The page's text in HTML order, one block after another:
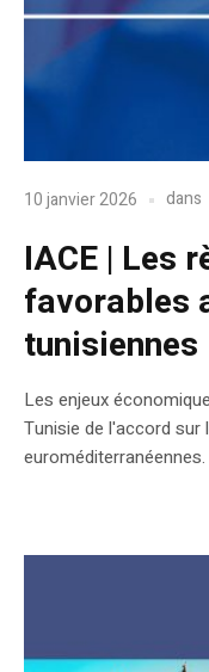
10 janvier 2026 dans
IACE | Les
favorables
tunisiennes
Les enjeux
Tunisie de l'accord sur
euroméditerranéennes.